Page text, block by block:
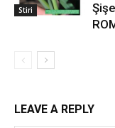
Stiri
LEAVE A REPLY